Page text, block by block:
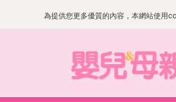
為提供您更多優質的內容，本網站使用